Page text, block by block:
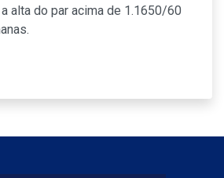
alta do par acima de 1.1650/60